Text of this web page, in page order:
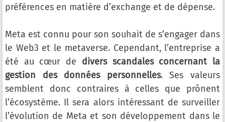
préférences en matière d’exchange et de dépense.
Meta est connu pour son souhait de s’engager dans
le Web3 et le metaverse. Cependant, l’entreprise a
été au cœur de divers scandales concernant la
gestion des données personnelles. Ses valeurs
semblent donc contraires à celles que prônent
l’écosystème. Il sera alors intéressant de surveiller
l’évolution de Meta et son développement dans le